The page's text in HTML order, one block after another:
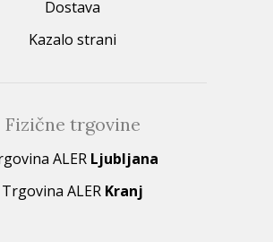
Dostava
Kazalo strani
Fizične trgovine
ALER Ljubljana
Trgovina ALER Kranj